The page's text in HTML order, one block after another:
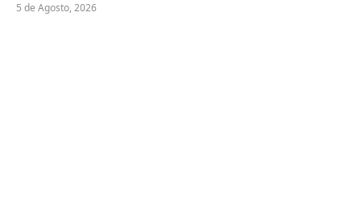
5 de Agosto, 2026